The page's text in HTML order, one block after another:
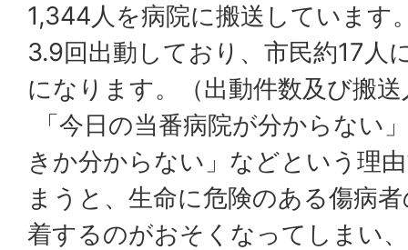
1,344人を病院に搬送しています
3.9回出動しており、市民約17人
になります。（出動件数及び搬
「今日の当番病院が分からない
きか分からない」などという理
まうと、生命に危険のある傷病
着するのがおそくなってしまい